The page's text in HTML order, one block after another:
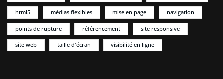
html5 médias flexibles mise en page navigation
points de rupture référencement site responsive
site web taille d'écran visibilité en ligne